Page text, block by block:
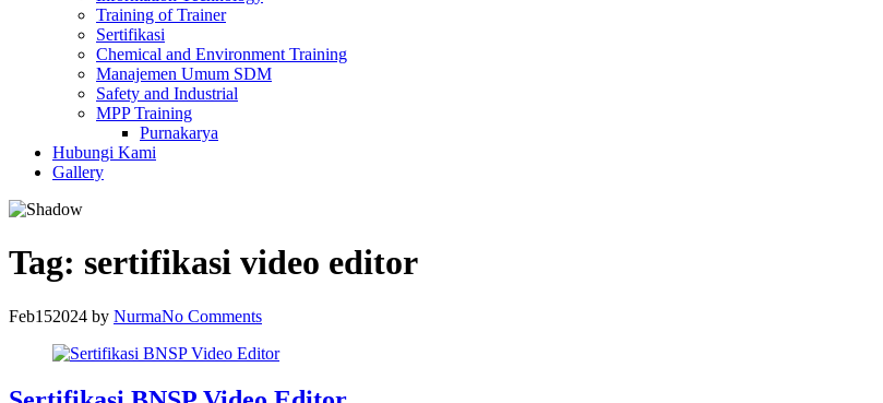
Training of Trainer
Sertifikasi
Chemical and Environment Training
Manajemen Umum SDM
Safety and Industrial
MPP Training
Purnakarya
Hubungi Kami
Gallery
Tag: sertifikasi video editor
Feb152024 by NurmaNo Comments